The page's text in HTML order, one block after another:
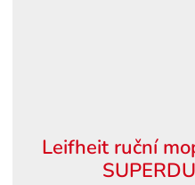
Leifheit ruční